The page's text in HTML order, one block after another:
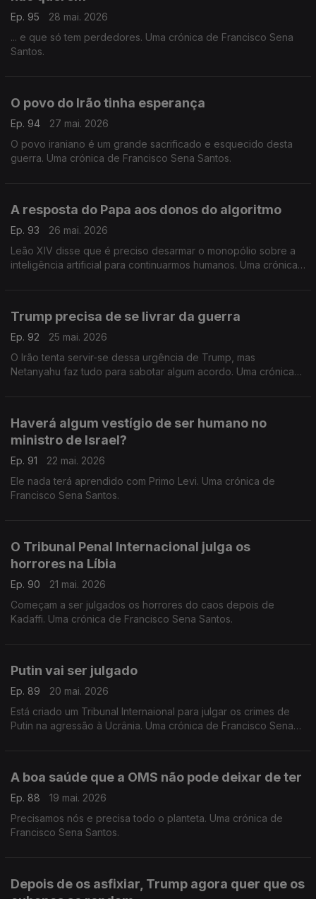
Ep. 95
28 mai. 2026
... e que só tem perdedores. Uma crónica de Francisco Sena
Santos.
O povo do Irão tinha esperança
Ep. 94
27 mai. 2026
O povo iraniano é um grande sacrificado e esquecido desta
guerra. Uma crónica de Francisco Sena Santos.
A resposta do Papa aos donos do algoritmo
Ep. 93
26 mai. 2026
Leão XIV disse que é preciso desarmar o monopólio sobre a
inteligência artificial para continuarmos humanos. Uma crónica
Trump precisa de se livrar da guerra
Ep. 92
25 mai. 2026
O Irão tenta servir-se dessa urgência de Trump, mas
Netanyahu faz tudo para sabotar algum acordo. Uma crónica
Haverá algum vestígio de ser humano no
ministro de Israel?
Ep. 91
22 mai. 2026
Ele nada terá aprendido com Primo Levi. Uma crónica de
Francisco Sena Santos.
O Tribunal Penal Internacional julga os
horrores na Líbia
Ep. 90
21 mai. 2026
Começam a ser julgados os horrores do caos depois de
Kadaffi. Uma crónica de Francisco Sena Santos.
Putin vai ser julgado
Ep. 89
20 mai. 2026
Está criado um Tribunal Internaional para julgar os crimes de
Putin na agressão à Ucrânia. Uma crónica de Francisco Sena
A boa saúde que a OMS não pode deixar de ter
Ep. 88
19 mai. 2026
Precisamos nós e precisa todo o planteta. Uma crónica de
Francisco Sena Santos.
Depois de os asfixiar, Trump agora quer que os